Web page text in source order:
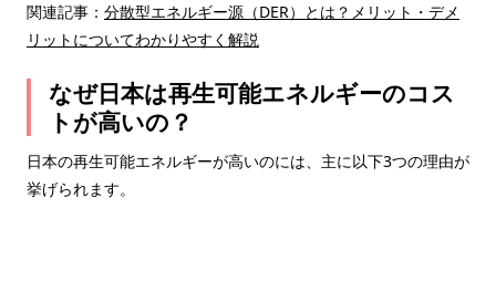
関連記事： 分散型エネルギー源（DER）とは？メリット・デメ
リットについてわかりやすく解説
なぜ日本は再生可能エネルギーのコス
トが高いの？
日本の再生可能エネルギーが高いのには、主に以下3つの理由が
挙げられます。